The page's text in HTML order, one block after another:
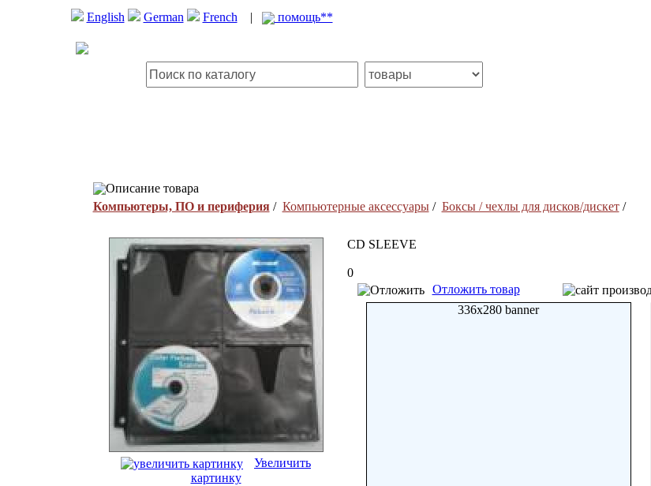
English German French | помощь**
Описание товара
Компьютеры, ПО и периферия/ Компьютерные аксессуары/ Боксы / чехлы для дисков/дискет/
Увеличить
картинку
CD SLEEVE
0
Отложить товар
336x280 banner